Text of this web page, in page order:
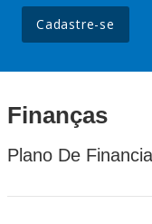
Cadastre-se
Finanças
Plano De